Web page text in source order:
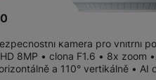
Anona HM1010 Pano
kamera pro vnitřní
8MP • clona F1.6 • 8x zoom
a 110° vertikálně • AI